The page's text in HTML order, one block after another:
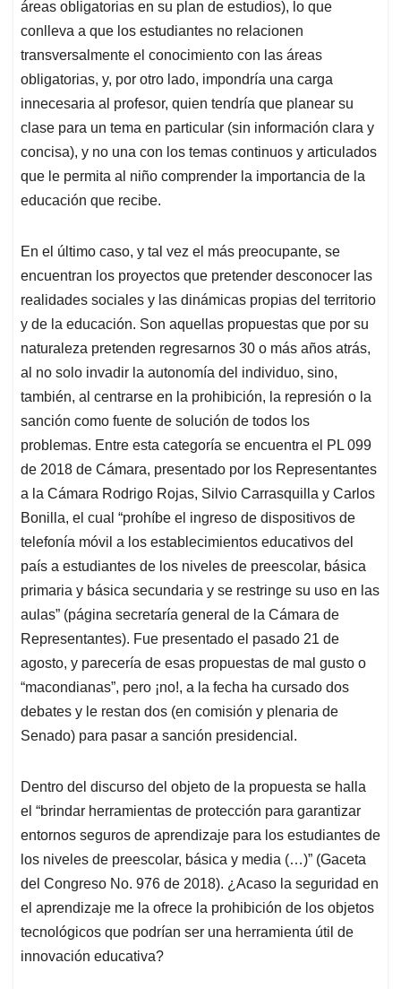
áreas obligatorias en su plan de estudios), lo que
conlleva a que los estudiantes no relacionen
transversalmente el conocimiento con las áreas
obligatorias, y, por otro lado, impondría una carga
innecesaria al profesor, quien tendría que planear su
clase para un tema en particular (sin información clara y
concisa), y no una con los temas continuos y articulados
que le permita al niño comprender la importancia de la
educación que recibe.
En el último caso, y tal vez el más preocupante, se
encuentran los proyectos que pretender desconocer las
realidades sociales y las dinámicas propias del territorio
y de la educación. Son aquellas propuestas que por su
naturaleza pretenden regresarnos 30 o más años atrás,
al no solo invadir la autonomía del individuo, sino,
también, al centrarse en la prohibición, la represión o la
sanción como fuente de solución de todos los
problemas. Entre esta categoría se encuentra el PL 099
de 2018 de Cámara, presentado por los Representantes
a la Cámara Rodrigo Rojas, Silvio Carrasquilla y Carlos
Bonilla, el cual “prohíbe el ingreso de dispositivos de
telefonía móvil a los establecimientos educativos del
país a estudiantes de los niveles de preescolar, básica
primaria y básica secundaria y se restringe su uso en las
aulas” (página secretaría general de la Cámara de
Representantes). Fue presentado el pasado 21 de
agosto, y parecería de esas propuestas de mal gusto o
“macondianas”, pero ¡no!, a la fecha ha cursado dos
debates y le restan dos (en comisión y plenaria de
Senado) para pasar a sanción presidencial.
Dentro del discurso del objeto de la propuesta se halla
el “brindar herramientas de protección para garantizar
entornos seguros de aprendizaje para los estudiantes de
los niveles de preescolar, básica y media (…)” (Gaceta
del Congreso No. 976 de 2018). ¿Acaso la seguridad en
el aprendizaje me la ofrece la prohibición de los objetos
tecnológicos que podrían ser una herramienta útil de
innovación educativa?